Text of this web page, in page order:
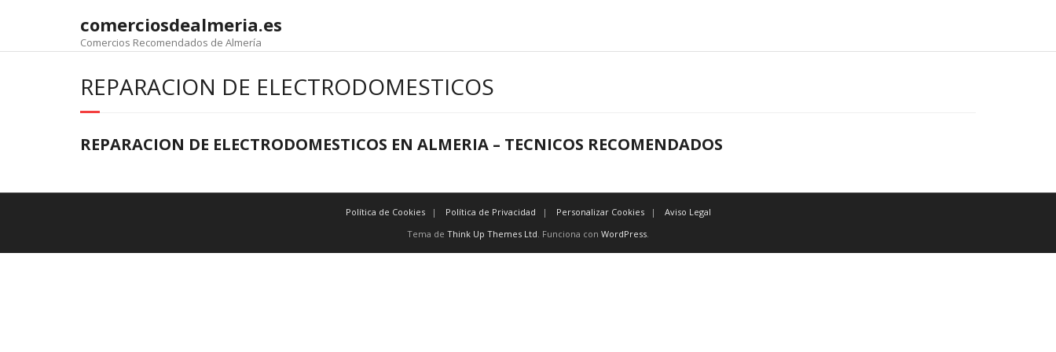
comerciosdealmeria.es
Comercios Recomendados de Almería
REPARACION DE ELECTRODOMESTICOS
REPARACION DE ELECTRODOMESTICOS EN ALMERIA – TECNICOS RECOMENDADOS
Política de Cookies Política de Privacidad Personalizar Cookies
Aviso Legal
Tema de Think Up Themes Ltd. Funciona con WordPress.